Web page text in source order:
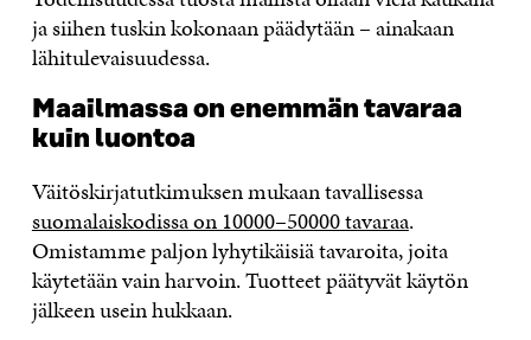
ja siihen tuskin kokonaan päädytään – ainakaan
lähitulevaisuudessa.
Maailmassa on enemmän tavaraa
kuin luontoa
Väitöskirjatutkimuksen mukaan tavallisessa
suomalaiskodissa on 10000–50000 tavaraa.
Omistamme paljon lyhytikäisiä tavaroita, joita
käytetään vain harvoin. Tuotteet päätyvät käytön
jälkeen usein hukkaan.